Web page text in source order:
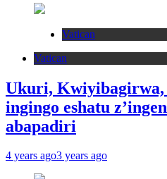
Vatican
Vatican
Ukuri, Kwiyibagirwa,
ingingo eshatu
abapadiri
4 years ago3 years ago